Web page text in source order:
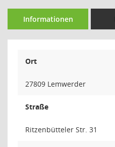
Informationen
Ort
27809 Lemwerder
Straße
Ritzenbütteler Str. 31